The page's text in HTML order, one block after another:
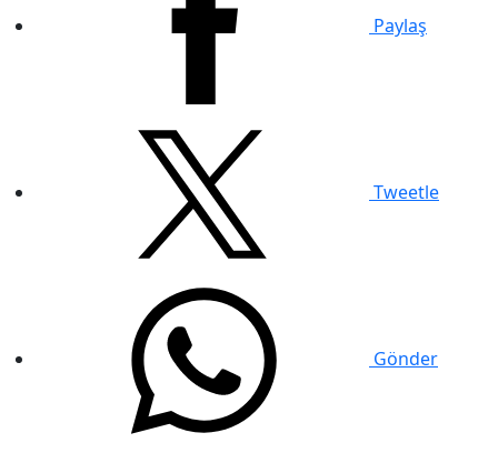
Paylaş
Tweetle
Gönder